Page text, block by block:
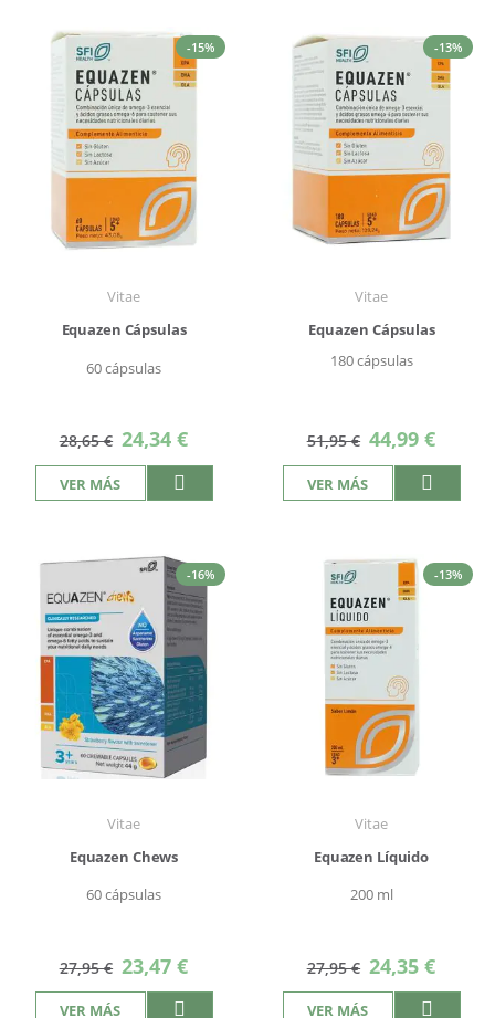
-15%
Vitae
Equazen Cápsulas
60 cápsulas
28,65 € Precio
especial
24,34 €
VER MÁS
-13%
Vitae
Equazen Cápsulas
180 cápsulas
51,95 € Precio
especial
44,99 €
VER MÁS
-16%
Vitae
Equazen Chews
60 cápsulas
27,95 € Precio
especial
23,47 €
VER MÁS
-13%
Vitae
Equazen Líquido
200 ml
27,95 € Precio
especial
24,35 €
VER MÁS